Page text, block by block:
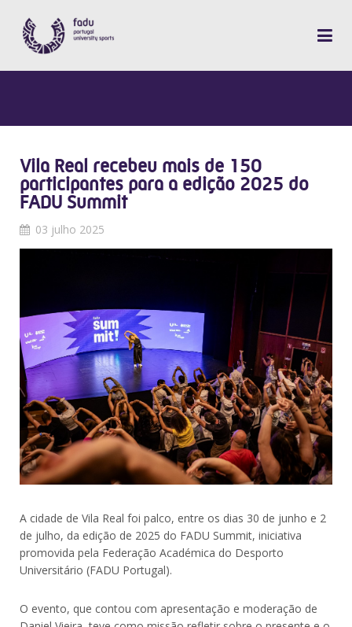
Vila Real recebeu mais de 150
participantes para a edição 2025 do
FADU Summit
03 julho 2025
A cidade de Vila Real foi palco, entre os dias 30 de junho e 2
de julho, da edição de 2025 do FADU Summit, iniciativa
promovida pela Federação Académica do Desporto
Universitário (FADU Portugal).
O evento, que contou com apresentação e moderação de